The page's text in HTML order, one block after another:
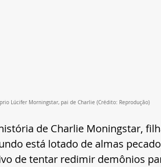
Lúcifer Morningstar, pai de Charlie (Crédito: Reprodução)
de Charlie Moningstar,
está lotado de almas
de tentar redimir demônios